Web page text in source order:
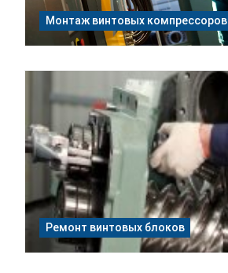
Монтаж винтовых компрессоров
Ремонт винтовых блоков